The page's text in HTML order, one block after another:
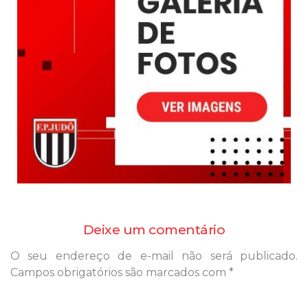
Deixe um comentário
O seu endereço de e-mail não será publicado.
Campos obrigatórios são marcados com *